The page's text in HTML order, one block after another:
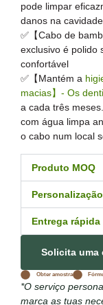
pode limpar
danos na cavidade
✅【Cabo de
exclusivo é polido
confortável
✅【Mantém a
macias】- Os
a cada três
com água limpa
o cabo num local
Produto MOQ
Personalização
Entrega rápida
Solicita uma
Obter amostra
*O serviço
marca as tuas